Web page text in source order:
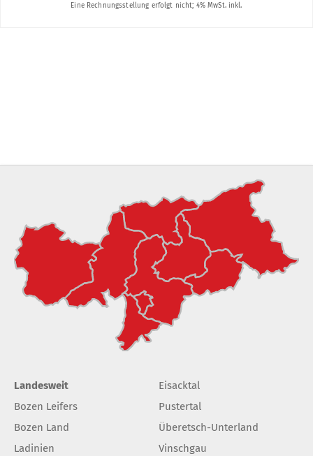
Landesweit
Bozen Leifers
Bozen Land
Ladinien
Eisacktal
Pustertal
Überetsch-Unterland
Vinschgau